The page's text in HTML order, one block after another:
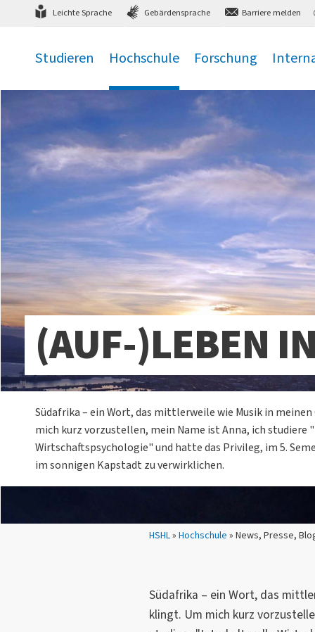
zum Hauptmenü zum Inhalt,
Leichte Sprache Gebärdensprache Barriere melden
Studieren Hochschule Forschung
Sie sind hier:
HSHL» Hochschule » News, Presse,
(AUF-)LEBEN
Südafrika – ein Wort, das mittlerweile wie Musik in
mich kurz vorzustellen, mein Name ist Anna, ich
Wirtschaftspsychologie" und hatte das Privileg, im 5.
im sonnigen Kapstadt zu verwirklichen.
Südafrika – ein Wort, das
klingt. Um mich kurz